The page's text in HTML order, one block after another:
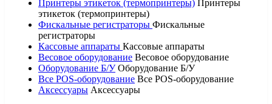
Принтеры этикеток (термопринтеры) Принтеры
этикеток (термопринтеры)
Фискальные регистраторы Фискальные
регистраторы
Кассовые аппараты Кассовые аппараты
Весовое оборудование Весовое оборудование
Оборудование Б/У Оборудование Б/У
Все POS-оборудование Все POS-оборудование
Аксессуары Аксессуары